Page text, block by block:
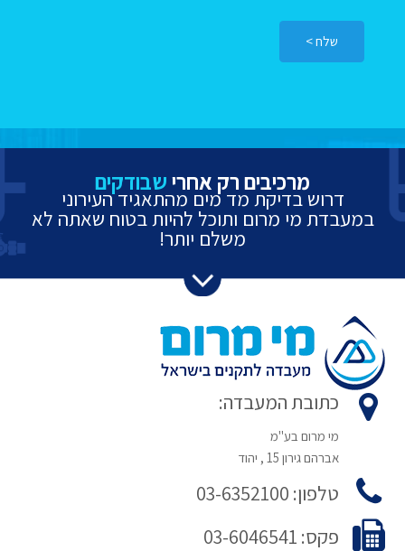
מרכיבים רק אחרישבודקים
דרוש בדיקת מד מים מהתאגיד העירוני
במעבדת מי מרום ותוכל להיות בטוח שאתה לא
משלם יותר!
כתובת המעבדה:
מי מרום בע"מ
אברהם גירון 15 , יהוד
טלפון: 03-6352100
פקס: 03-6046541